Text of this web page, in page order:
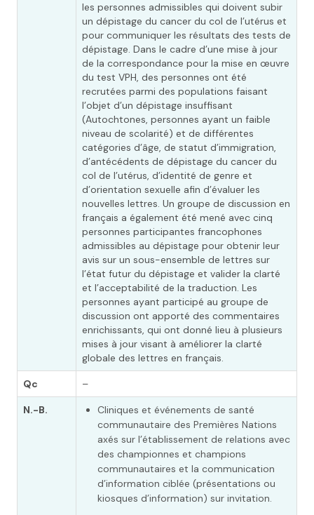
les personnes admissibles qui doivent subir
un dépistage du cancer du col de l’utérus et
pour communiquer les résultats des tests de
dépistage. Dans le cadre d’une mise à jour
de la correspondance pour la mise en œuvre
du test VPH, des personnes ont été
recrutées parmi des populations faisant
l’objet d’un dépistage insuffisant
(Autochtones, personnes ayant un faible
niveau de scolarité) et de différentes
catégories d’âge, de statut d’immigration,
d’antécédents de dépistage du cancer du
col de l’utérus, d’identité de genre et
d’orientation sexuelle afin d’évaluer les
nouvelles lettres. Un groupe de discussion en
français a également été mené avec cinq
personnes participantes francophones
admissibles au dépistage pour obtenir leur
avis sur un sous-ensemble de lettres sur
l’état futur du dépistage et valider la clarté
et l’acceptabilité de la traduction. Les
personnes ayant participé au groupe de
discussion ont apporté des commentaires
enrichissants, qui ont donné lieu à plusieurs
mises à jour visant à améliorer la clarté
globale des lettres en français.
Qc –
N.-B.
Cliniques et événements de santé
communautaire des Premières Nations
axés sur l’établissement de relations avec
des championnes et champions
communautaires et la communication
d’information ciblée (présentations ou
kiosques d’information) sur invitation.